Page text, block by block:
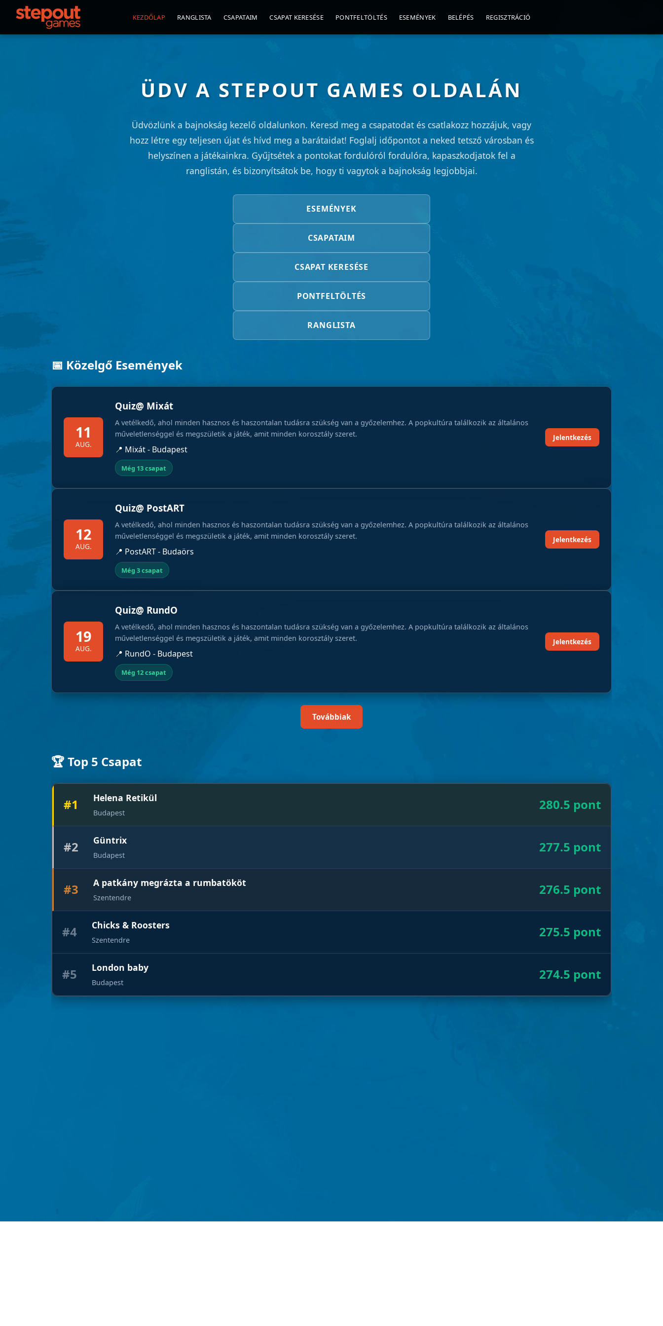
KEZDŐLAP RANGLISTA CSAPATAIM CSAPAT KERESÉSE PONTFELTÖLTÉS ESEMÉNYEK BELÉPÉS REGISZTRÁCIÓ
ÜDV A STEPOUT GAMES OLDALÁN
Üdvözlünk a bajnokság kezelő oldalunkon. Keresd meg a csapatodat és csatlakozz hozzájuk, vagy
hozz létre egy teljesen újat és hívd meg a barátaidat! Foglalj időpontot a neked tetsző városban és
helyszínen a játékainkra. Gyűjtsétek a pontokat fordulóról fordulóra, kapaszkodjatok fel a
ranglistán, és bizonyítsátok be, hogy ti vagytok a bajnokság legjobbjai.
ESEMÉNYEK
CSAPATAIM
CSAPAT KERESÉSE
PONTFELTÖLTÉS
RANGLISTA
📅 Közelgő Események
11
AUG.
Quiz@ Mixát
A vetélkedő, ahol minden hasznos és haszontalan tudásra szükség van a győzelemhez. A popkultúra találkozik az általános
műveletlenséggel és megszületik a játék, amit minden korosztály szeret.
📍 Mixát - Budapest
Még 13 csapat
Jelentkezés
12
AUG.
Quiz@ PostART
A vetélkedő, ahol minden hasznos és haszontalan tudásra szükség van a győzelemhez. A popkultúra találkozik az általános
műveletlenséggel és megszületik a játék, amit minden korosztály szeret.
📍 PostART - Budaörs
Még 3 csapat
Jelentkezés
19
AUG.
Quiz@ RundO
A vetélkedő, ahol minden hasznos és haszontalan tudásra szükség van a győzelemhez. A popkultúra találkozik az általános
műveletlenséggel és megszületik a játék, amit minden korosztály szeret.
📍 RundO - Budapest
Még 12 csapat
Jelentkezés
Továbbiak
🏆 Top 5 Csapat
#1 Helena Retikül
Budapest 280.5 pont
#2 Güntrix
Budapest 277.5 pont
#3 A patkány megrázta a rumbatököt
Szentendre 276.5 pont
#4 Chicks & Roosters
Szentendre 275.5 pont
#5 London baby
Budapest 274.5 pont